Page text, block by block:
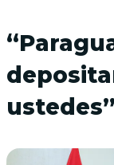
ustedes”